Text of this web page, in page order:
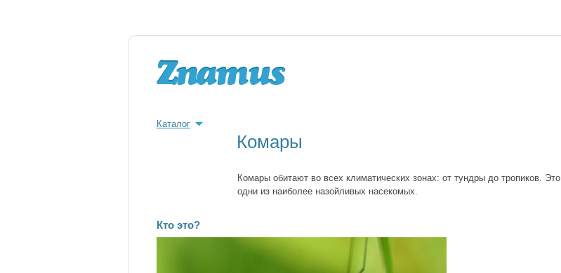
Каталог
Комары
Комары обитают во всех климатических зонах: от тундры до тропиков. Это
одни из наиболее назойливых насекомых.
Кто это?